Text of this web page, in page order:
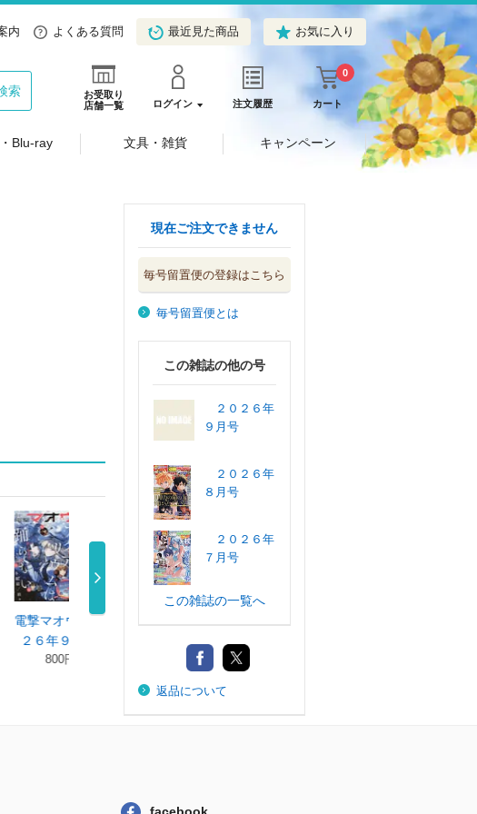
内 よくある質問 最近見た商品 お気に入り
お受取り
店舗一覧
ログイン 注文履歴 カート
0
索
Blu-ray 文具・雑貨 キャンペーン
月刊コンプエー
ス ２０２６ …
880円 780円
現在ご注文できません
毎号留置便の登録はこちら
毎号留置便とは
この雑誌の他の号
２０２６年
９月号
２０２６年
８月号
２０２６年
７月号
この雑誌の一覧へ
返品について